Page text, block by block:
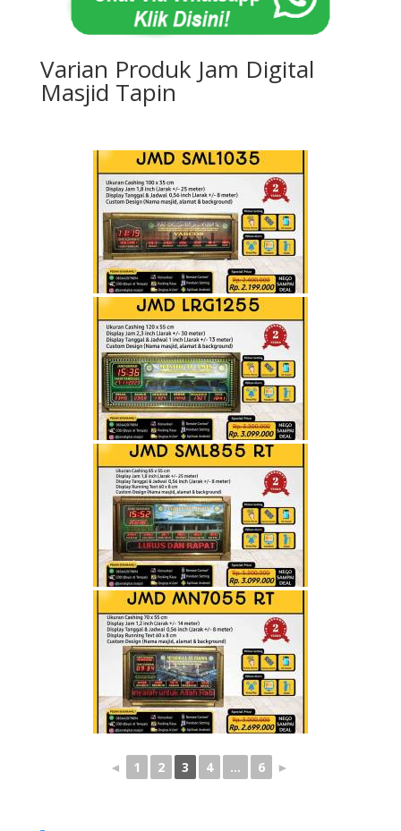
Varian Produk Jam Digital
Masjid Tapin
◄ 1 2 3 4 ... 6 ►